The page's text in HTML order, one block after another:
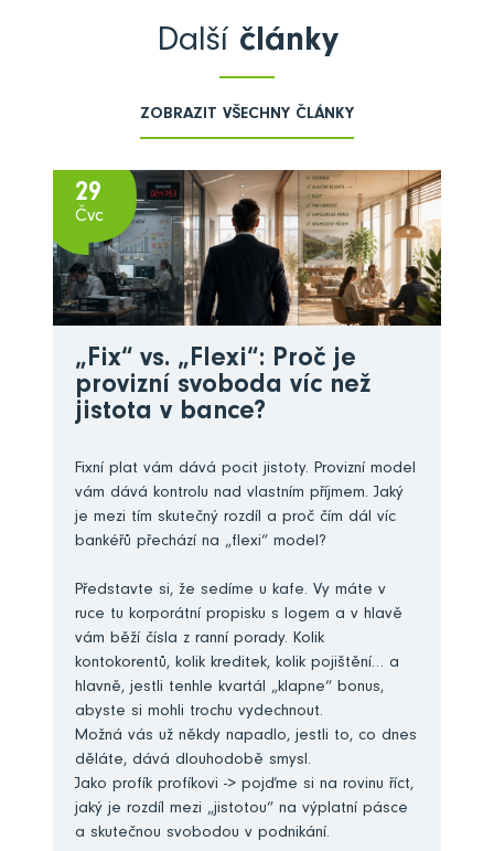
Další články
ZOBRAZIT VŠECHNY ČLÁNKY
29
Čvc
„Fix“ vs. „Flexi“: Proč je
provizní svoboda víc než
jistota v bance?
Fixní plat vám dává pocit jistoty. Provizní model
vám dává kontrolu nad vlastním příjmem. Jaký
je mezi tím skutečný rozdíl a proč čím dál víc
bankéřů přechází na „flexi“ model?
Představte si, že sedíme u kafe. Vy máte v
ruce tu korporátní propisku s logem a v hlavě
vám běží čísla z ranní porady. Kolik
kontokorentů, kolik kreditek, kolik pojištění… a
hlavně, jestli tenhle kvartál „klapne“ bonus,
abyste si mohli trochu vydechnout.
Možná vás už někdy napadlo, jestli to, co dnes
děláte, dává dlouhodobě smysl.
Jako profík profíkovi -> pojďme si na rovinu říct,
jaký je rozdíl mezi „jistotou“ na výplatní pásce
a skutečnou svobodou v podnikání.